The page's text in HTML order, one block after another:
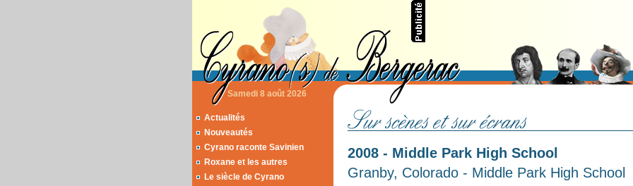
Samedi 8 août 2026
Actualités
Nouveautés
Cyrano raconte Savinien
Roxane et les autres
Le siècle de Cyrano
2008 - Middle Park High School
Granby, Colorado - Middle Park High School